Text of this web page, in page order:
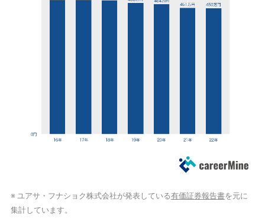
※ ユアサ・フナショク株式会社が発表している有価証券報告書を元に
集計しています。